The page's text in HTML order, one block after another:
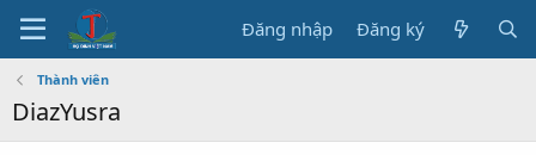
Đăng nhập Đăng ký
Thành viên
DiazYusra